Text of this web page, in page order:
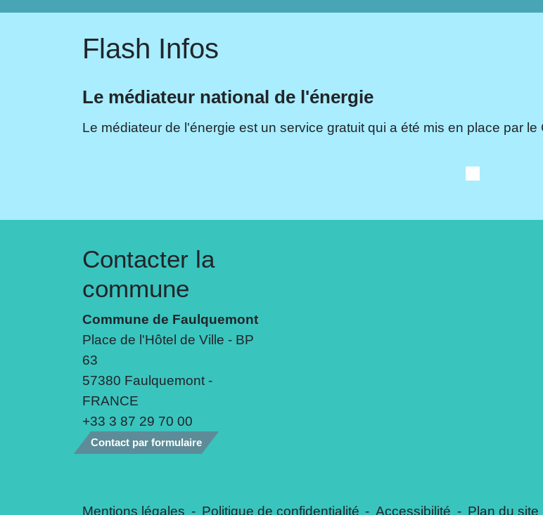
Flash Infos
Le médiateur national de l'énergie
Le médiateur de l'énergie est un service gratuit qui a été mis en place par
Contacter la
commune
Commune de Faulquemont
Place de l'Hôtel de Ville - BP
63
57380 Faulquemont -
FRANCE
+33 3 87 29 70 00
Contact par formulaire
Mentions légales - Politique de confidentialité - Accessibilité - Plan du site